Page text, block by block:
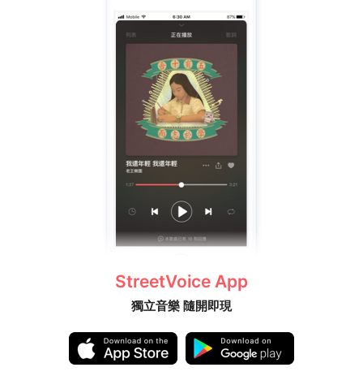
StreetVoice App
獨立音樂 隨開即現